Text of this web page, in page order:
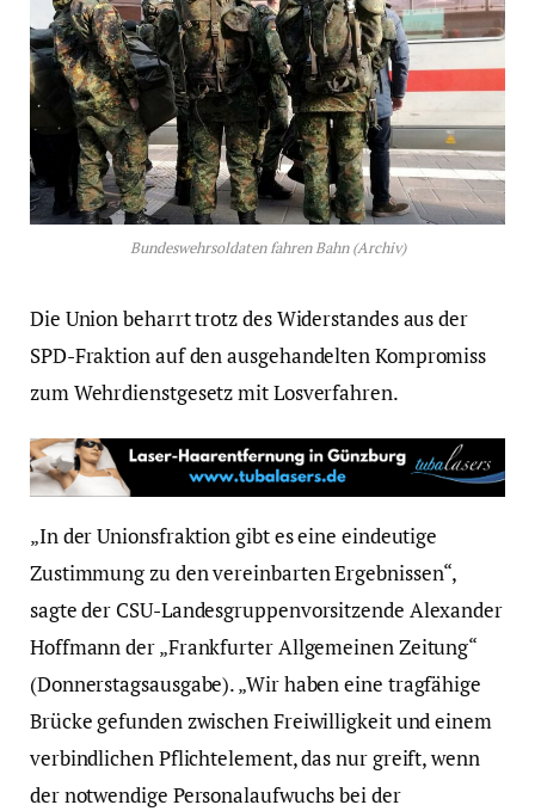
Bundeswehrsoldaten fahren Bahn (Archiv)
Die Union beharrt trotz des Widerstandes aus der
SPD-Fraktion auf den ausgehandelten Kompromiss
zum Wehrdienstgesetz mit Losverfahren.
„In der Unionsfraktion gibt es eine eindeutige
Zustimmung zu den vereinbarten Ergebnissen“,
sagte der CSU-Landesgruppenvorsitzende Alexander
Hoffmann der „Frankfurter Allgemeinen Zeitung“
(Donnerstagsausgabe). „Wir haben eine tragfähige
Brücke gefunden zwischen Freiwilligkeit und einem
verbindlichen Pflichtelement, das nur greift, wenn
der notwendige Personalaufwuchs bei der